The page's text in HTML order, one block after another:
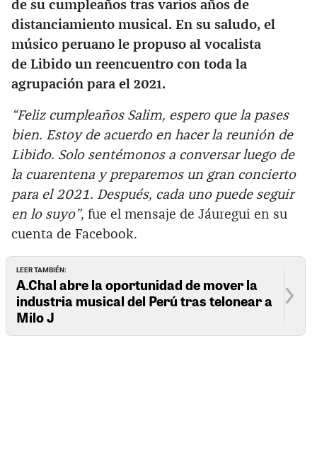
de su cumpleaños tras varios años de
distanciamiento musical. En su saludo, el
músico peruano le propuso al vocalista
de Libido un reencuentro con toda la
agrupación para el 2021.
“Feliz cumpleaños Salim, espero que la pases
bien. Estoy de acuerdo en hacer la reunión de
Libido. Solo sentémonos a conversar luego de
la cuarentena y preparemos un gran concierto
para el 2021. Después, cada uno puede seguir
en lo suyo”, fue el mensaje de Jáuregui en su
cuenta de Facebook.
LEER TAMBIÉN:
A.Chal abre la oportunidad de mover la
industria musical del Perú tras telonear a
Milo J